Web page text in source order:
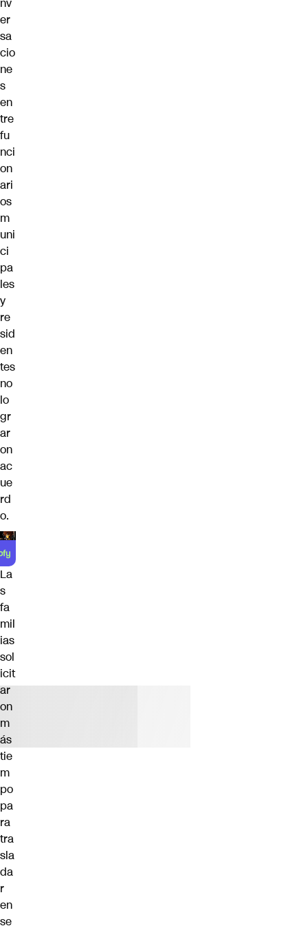
er
sa
cio
ne
s
en
tre
fu
nci
on
ari
os
m
uni
ci
pa
les
y
re
sid
en
tes
no
lo
gr
ar
on
ac
ue
rd
o.
La
s
fa
mil
ias
sol
icit
ar
on
m
ás
tie
m
po
pa
ra
tra
sla
da
r
en
se